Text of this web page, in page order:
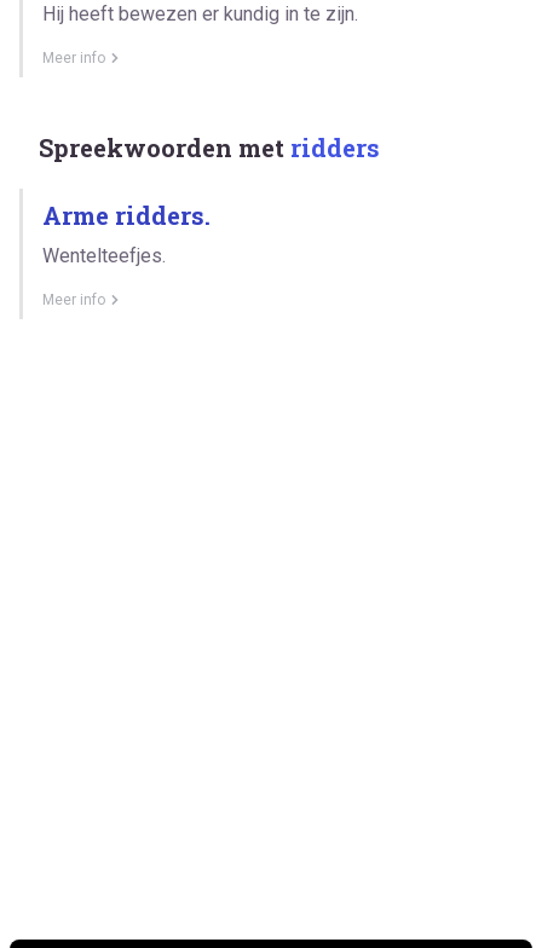
Hij heeft bewezen er kundig in te zijn.
Meer info
Spreekwoorden met ridders
Arme ridders.
Wentelteefjes.
Meer info